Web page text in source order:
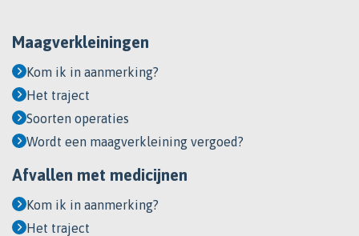
Maagverkleiningen
Kom ik in aanmerking?
Het traject
Soorten operaties
Wordt een maagverkleining vergoed?
Afvallen met medicijnen
Kom ik in aanmerking?
Het traject